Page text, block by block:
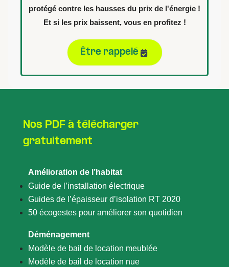
protégé contre les hausses du prix de l'énergie !
Et si les prix baissent, vous en profitez !
Être rappelé
Nos PDF à télécharger
gratuitement
Amélioration de l’habitat
Guide de l’installation électrique
Guides de l’épaisseur d’isolation RT 2020
50 écogestes pour améliorer son quotidien
Déménagement
Modèle de bail de location meublée
Modèle de bail de location nue